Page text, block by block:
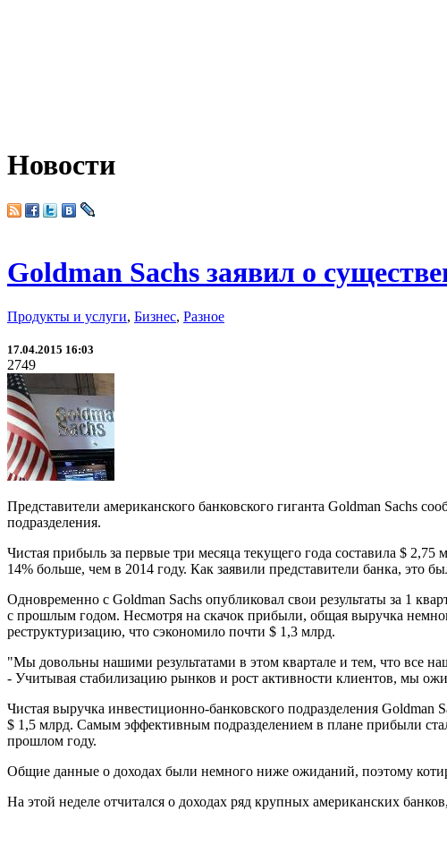
Новости
Goldman Sachs заявил о
Продукты и услуги, Бизнес, Разное
17.04.2015 16:03
2749
Представители американского банковского гиганта Goldman Sachs
подразделения.
Чистая прибыль за первые три месяца текущего года составила $
14% больше, чем в 2014 году. Как заявили представители банка, это
Одновременно с Goldman Sachs опубликовал свои результаты за 1
с прошлым годом. Несмотря на скачок прибыли, общая выручка
реструктуризацию, что сэкономило почти $ 1,3 млрд.
"Мы довольны нашими результатами в этом квартале и тем, что все
- Учитывая стабилизацию рынков и рост активности клиентов, мы
Чистая выручка инвестиционно-банковского подразделения
$ 1,5 млрд. Самым эффективным подразделением в плане прибыли
прошлом году.
Общие данные о доходах были немного ниже ожиданий, поэтому
На этой неделе отчитался о доходах ряд крупных американских